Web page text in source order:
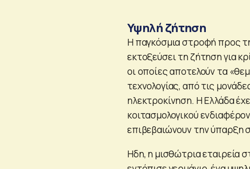
Υψηλή ζήτηση
Η παγκόσμια στροφή προς
εκτοξεύσει τη ζήτηση για
οι οποίες αποτελούν τα
τεχνολογίας, από τις
ηλεκτροκίνηση. Η Ελλάδα
κοιτασμολογικού
επιβεβαιώνουν την ύπαρξη
Ηδη, η μισθώτρια εταιρεία